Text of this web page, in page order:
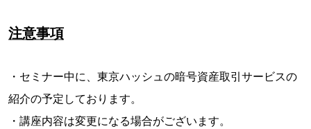
注意事項
・セミナー中に、東京ハッシュの暗号資産取引サービスの
紹介の予定しております。
・講座内容は変更になる場合がございます。